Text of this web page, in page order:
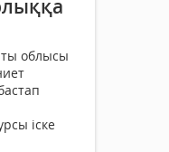
облысы
іске